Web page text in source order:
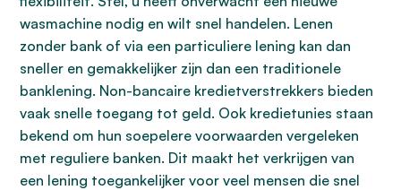
wasmachine nodig en wilt snel handelen. Lenen
zonder bank of via een particuliere lening kan dan
sneller en gemakkelijker zijn dan een traditionele
banklening. Non-bancaire kredietverstrekkers bieden
vaak snelle toegang tot geld. Ook kredietunies staan
bekend om hun soepelere voorwaarden vergeleken
met reguliere banken. Dit maakt het verkrijgen van
een lening toegankelijker voor veel mensen die snel